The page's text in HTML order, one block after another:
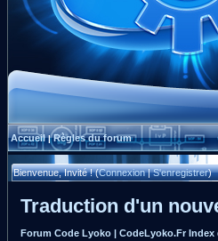
Accueil|Règles du forum
Bienvenue, Invité ! (Connexion|S'enregistrer)
Traduction d'un
Forum Code Lyoko | CodeLyoko.Fr Index